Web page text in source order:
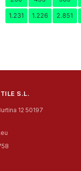
1.231 1.226 2.851
S.L.
12 50197